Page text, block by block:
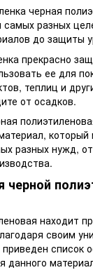
черная
самых разных
до защиты
прекрасно
ее для
теплиц и
от осадков.
разных нужд,
находит
своим
список
данного